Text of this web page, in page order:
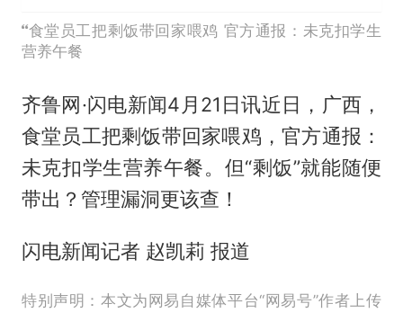
食堂员工把剩饭带回家喂鸡 官方通报：未克扣学生
营养午餐
齐鲁网·闪电新闻4月21日讯近日，广西，
食堂员工把剩饭带回家喂鸡，官方通报：
未克扣学生营养午餐。但“剩饭”就能随便
带出？管理漏洞更该查！
闪电新闻记者 赵凯莉 报道
特别声明：本文为网易自媒体平台“网易号”作者上传